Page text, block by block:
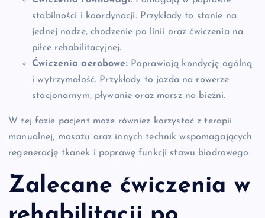
stabilności i koordynacji. Przykłady to stanie na
jednej nodze, chodzenie po linii oraz ćwiczenia na
piłce rehabilitacyjnej.
Ćwiczenia aerobowe:Poprawiają kondycję ogólną
i wytrzymałość. Przykłady to jazda na rowerze
stacjonarnym, pływanie oraz marsz na bieżni.
W tej fazie pacjent może również korzystać z terapii
manualnej, masażu oraz innych technik wspomagających
regenerację tkanek i poprawę funkcji stawu biodrowego.
Zalecane ćwiczenia w